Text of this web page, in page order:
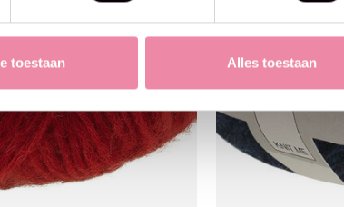
toestaan Alles toestaan